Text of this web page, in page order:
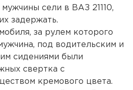
сели в ВАЗ 21110,
задержать.
за рулем которого
под водительским и
сидениями были
свертка с
кремового цвета.